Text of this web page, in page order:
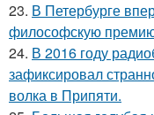
23. В Петербурге
философскую
24. В 2016 году
зафиксировал
волка в Припяти.